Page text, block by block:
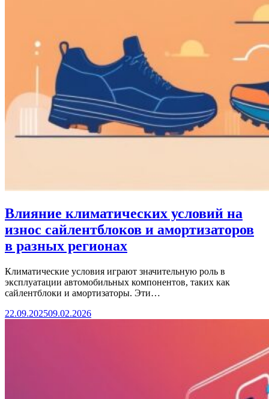
Влияние климатических условий на
износ сайлентблоков и амортизаторов
в разных регионах
Климатические условия играют значительную роль в
эксплуатации автомобильных компонентов, таких как
сайлентблоки и амортизаторы. Эти…
22.09.202509.02.2026